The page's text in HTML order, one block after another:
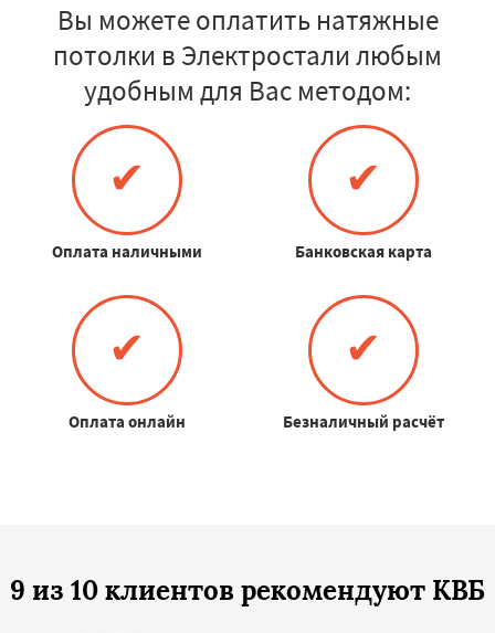
Вы можете оплатить натяжные
потолки в Электростали любым
удобным для Вас методом:
✔
Оплата наличными
✔
Банковская карта
✔
Оплата онлайн
✔
Безналичный расчёт
9 из 10 клиентов рекомендуют КВБ